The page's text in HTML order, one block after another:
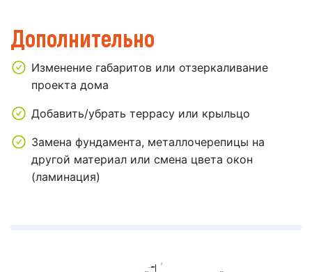
Дополнительно
Изменение габаритов или отзеркаливание
проекта дома
Добавить/убрать террасу или крыльцо
Замена фундамента, металлочерепицы на
другой материал или смена цвета окон
(ламинация)